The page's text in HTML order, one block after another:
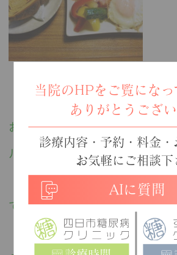
お皿の左手前は、今月の糖クリ
ルピクルス」です！
（・・・レシピのアップが遅く
て、すみません ）
当院のHPをご覧になっ
ありがとうござ
診療内容・予約・料金・
お気軽にご相談下
AIに質問